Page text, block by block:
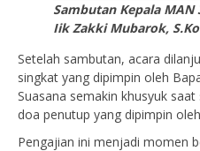
Sambutan Kepala
Iik Zakki Mubarok,
Setelah sambutan, acara
singkat yang dipimpin oleh
Suasana semakin khusyuk
doa penutup yang dipimpin
Pengajian ini menjadi momen